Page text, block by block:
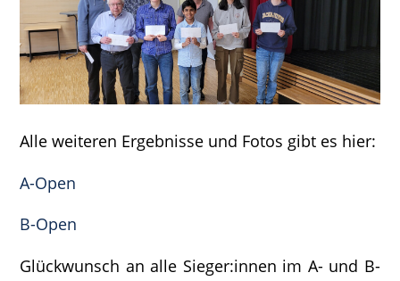
Alle weiteren Ergebnisse und Fotos gibt es hier:
A-Open
B-Open
Glückwunsch an alle Sieger:innen im A- und B-